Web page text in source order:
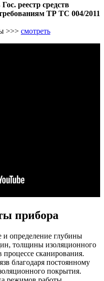
реестр средств
ТР ТС 004/2011
>>> смотреть
прибора
определение глубины
толщины изоляционного
сканирования.
благодаря постоянному
покрытия.